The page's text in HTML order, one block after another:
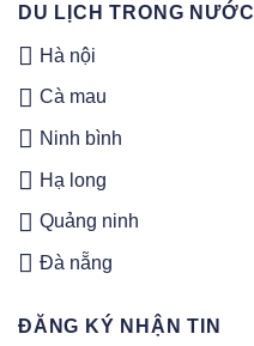
DU LỊCH TRONG NƯỚC
Hà nội
Cà mau
Ninh bình
Hạ long
Quảng ninh
Đà nẵng
ĐĂNG KÝ NHẬN TIN